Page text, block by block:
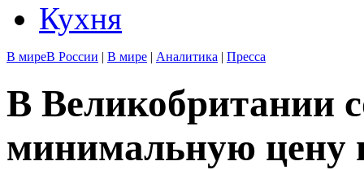
Кухня
В миреВ России | В мире | Аналитика | Пресса
В Великобритании
минимальную цену